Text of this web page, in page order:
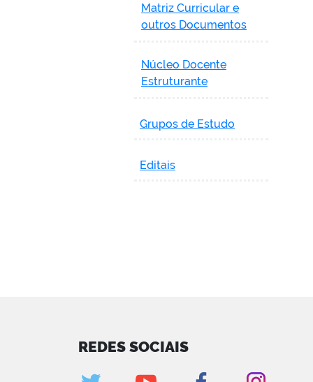
Matriz Curricular e
outros Documentos
Núcleo Docente
Estruturante
Grupos de Estudo
Editais
REDES SOCIAIS